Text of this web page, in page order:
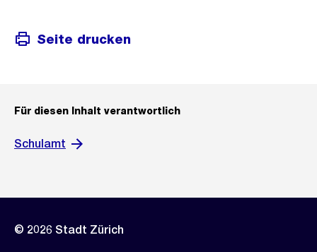
Seite drucken
Für diesen Inhalt verantwortlich
Schulamt
© 2026 Stadt Zürich